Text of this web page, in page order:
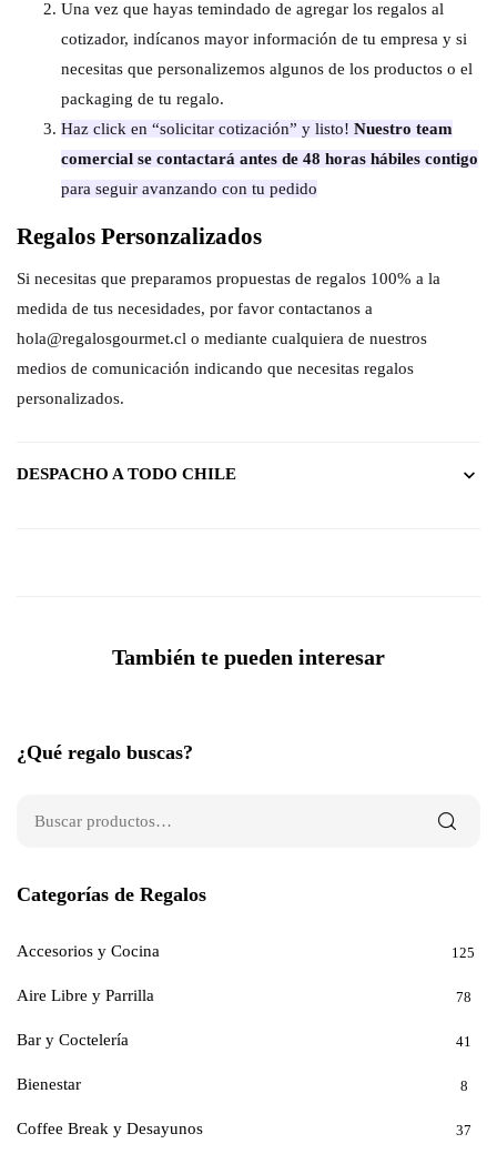
Una vez que hayas temindado de agregar los regalos al
cotizador, indícanos mayor información de tu empresa y si
necesitas que personalizemos algunos de los productos o el
packaging de tu regalo.
Haz click en “solicitar cotización” y listo! Nuestro team
comercial se contactará antes de 48 horas hábiles contigo
para seguir avanzando con tu pedido
Regalos Personzalizados
Si necesitas que preparamos propuestas de regalos 100% a la
medida de tus necesidades, por favor contactanos a
hola@regalosgourmet.cl o mediante cualquiera de nuestros
medios de comunicación indicando que necesitas regalos
personalizados.
DESPACHO A TODO CHILE
También te pueden interesar
¿Qué regalo buscas?
Categorías de Regalos
Accesorios y Cocina 125
Aire Libre y Parrilla 78
Bar y Coctelería 41
Bienestar 8
Coffee Break y Desayunos 37